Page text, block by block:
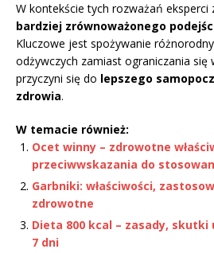
W kontekście tych rozważań eksperci
bardziej zrównoważonego
Kluczowe jest spożywanie
odżywczych zamiast ograniczania się
przyczyni się do lepszego
zdrowia.
W temacie również:
Ocet winny – zdrowotne
przeciwwskazania do
Garbniki: właściwości,
zdrowotne
Dieta 800 kcal – zasady, skutki
7 dni